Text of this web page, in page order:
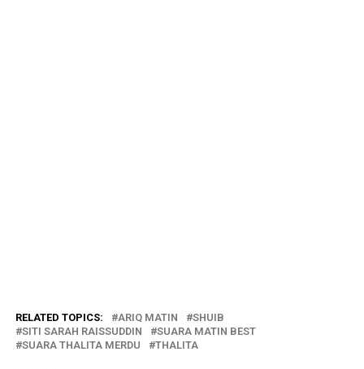
RELATED TOPICS: ARIQ MATIN
SHUIB
SITI SARAH RAISSUDDIN
SUARA MATIN BEST
SUARA THALITA MERDU
THALITA